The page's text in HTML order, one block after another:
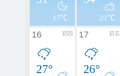
17℃ 21℃
初四
16
27°
初五
17
26°